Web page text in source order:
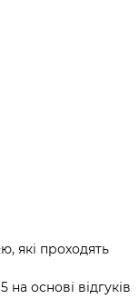
які проходять
на основі відгуків